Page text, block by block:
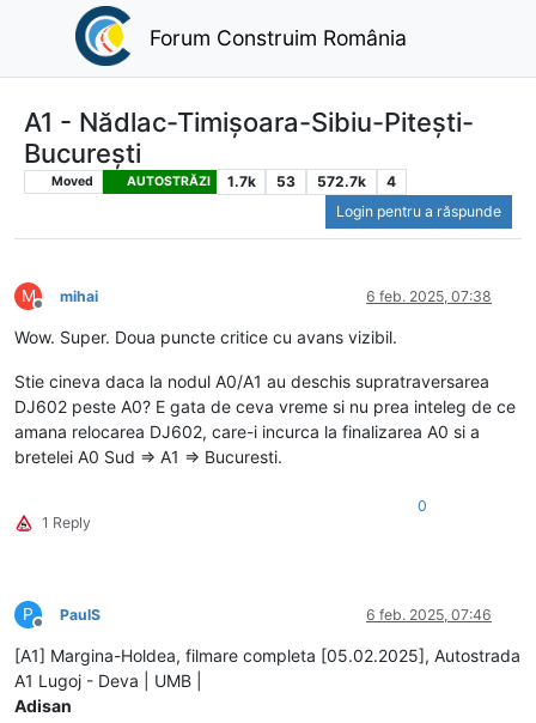
Forum Construim România
A1 - Nădlac-Timișoara-Sibiu-Pitești-
București
Moved AUTOSTRĂZI 1.7k 53 572.7k
4
Login pentru a răspunde
M
Deconectat
mihai 6 feb. 2025, 07:38
Wow. Super. Doua puncte critice cu avans vizibil.
Stie cineva daca la nodul A0/A1 au deschis supratraversarea
DJ602 peste A0? E gata de ceva vreme si nu prea inteleg de ce
amana relocarea DJ602, care-i incurca la finalizarea A0 si a
bretelei A0 Sud => A1 => Bucuresti.
1 Reply
0
P
Deconectat
PaulS 6 feb. 2025, 07:46
[A1] Margina-Holdea, filmare completa [05.02.2025], Autostrada
A1 Lugoj - Deva | UMB |
Adisan